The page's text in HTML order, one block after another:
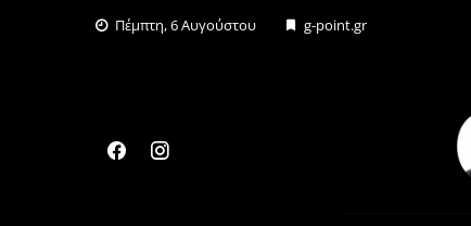
Πέμπτη, 6 Αυγούστου g-point.gr